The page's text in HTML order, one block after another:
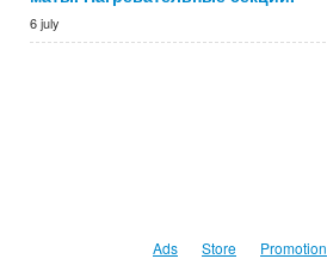
6 july
Ads Store Promotion